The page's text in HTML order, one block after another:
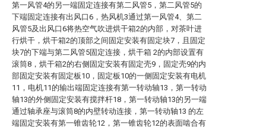
第一风管4的另一端固定连接有第二风管5，第二风管5的
下端固定连接有出风口6，热风机3通过第一风管4、第二
风管5及出风口6将热空气吹进烘干箱2的内部，对茶叶进
行烘干，烘干箱2的顶部之间固定安装有固定块7，且固定
块7的下端与第二风管5固定连接，烘干箱 2的内部设置有
滚筒8，烘干箱2的右侧固定安装有固定壳9，固定壳9的内
部固定安装有固定板10，固定板10的一侧固定安装有电机
11，电机11的输出端固定连接有第一转动轴13，第一转动
轴13的外侧固定安装有搅拌杆18，第一转动轴13的另一端
通过轴承座与滚筒8的内壁转动连接，第一转动轴13 的左
端固定安装有第一锥齿轮12，第一锥齿轮12的表面啮合有